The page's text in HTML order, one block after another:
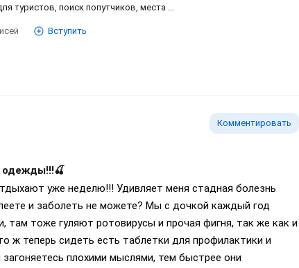
туристов, поиск попутчиков, места …
Вступить
Комментировать
одежды!!!🍒
уже неделю!!! Удивляет меня стадная болезнь
и заболеть не можете? Мы с дочкой каждый год
там тоже гуляют ротовирусы и прочая фигня, так же как и
ж теперь сидеть есть таблетки для профилактики и
плохими мыслями, тем быстрее они